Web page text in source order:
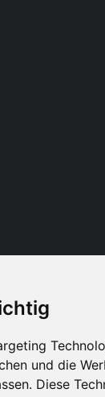
und die
Diese
Folge uns